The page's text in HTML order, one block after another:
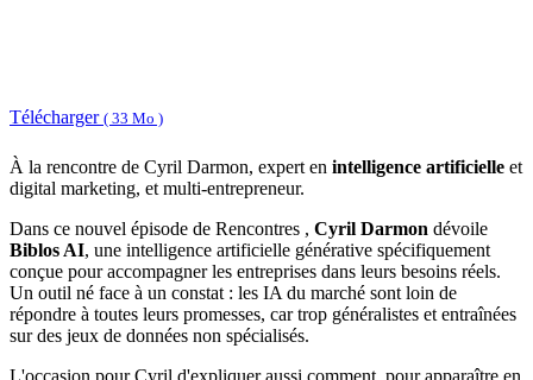
Télécharger ( 33 Mo )
À la rencontre de Cyril Darmon, expert en intelligence artificielle et
digital marketing, et multi-entrepreneur.
Dans ce nouvel épisode de Rencontres , Cyril Darmon dévoile
Biblos AI, une intelligence artificielle générative spécifiquement
conçue pour accompagner les entreprises dans leurs besoins réels.
Un outil né face à un constat : les IA du marché sont loin de
répondre à toutes leurs promesses, car trop généralistes et entraînées
sur des jeux de données non spécialisés.